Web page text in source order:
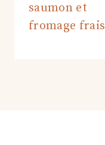
saumon et
fromage frais